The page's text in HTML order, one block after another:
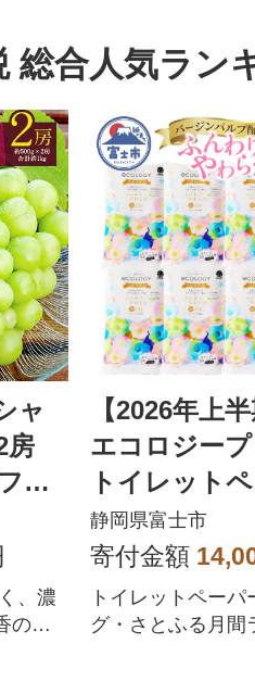
総合人気ラン
ャ
房
ル
、濃
の芳
【2026年上
エコロジー
トイレット
ダブル 96ロ
品 人気
静岡県富士市
寄付金額
トイレットペーパ
グ・さとふる月間